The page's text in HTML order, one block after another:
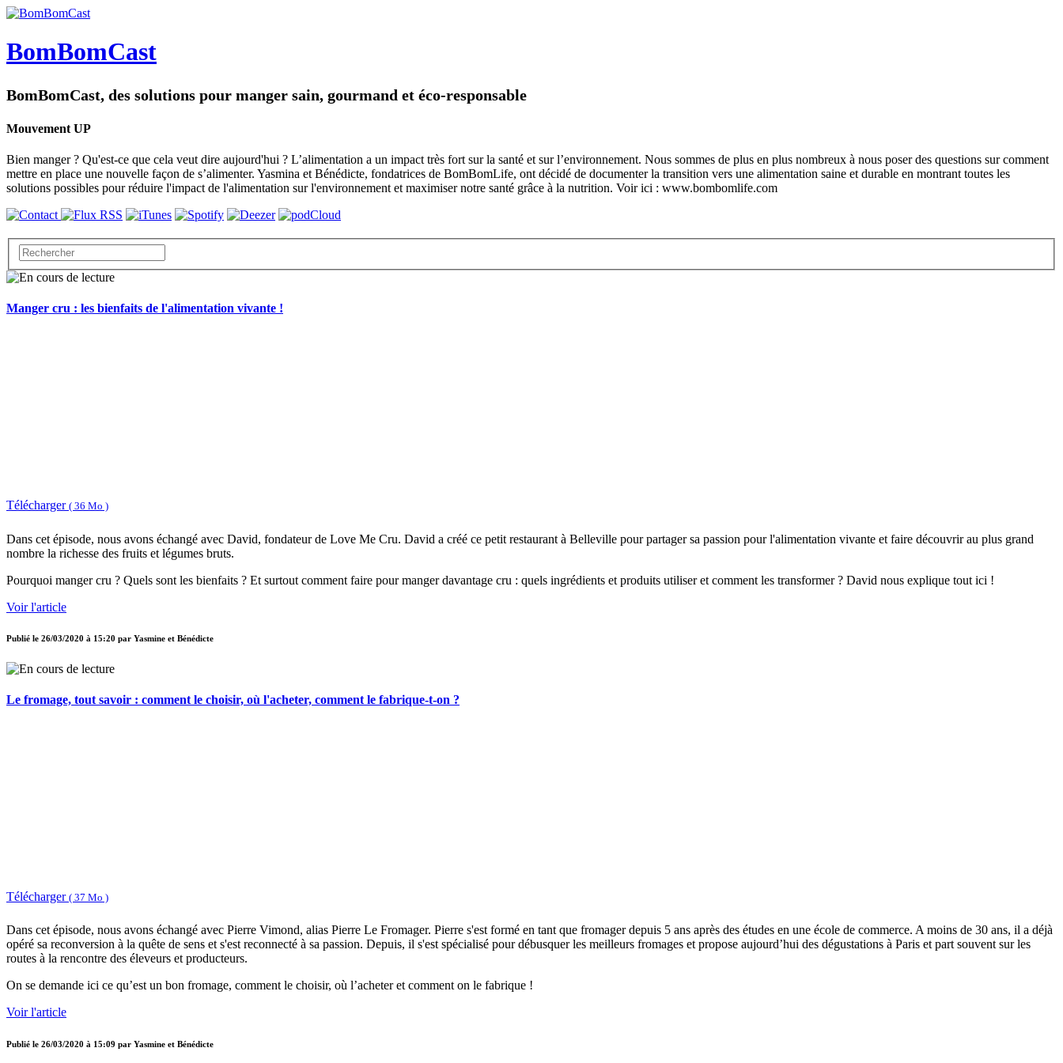
BomBomCast
BomBomCast, des solutions pour manger sain, gourmand et éco-responsable
Mouvement UP
Bien manger ? Qu'est-ce que cela veut dire aujourd'hui ? L’alimentation a un impact très fort sur la santé et sur l’environnement. Nous sommes de plus en plus nombreux à nous poser des questions sur comment
mettre en place une nouvelle façon de s’alimenter. Yasmina et Bénédicte, fondatrices de BomBomLife, ont décidé de documenter la transition vers une alimentation saine et durable en montrant toutes les
solutions possibles pour réduire l'impact de l'alimentation sur l'environnement et maximiser notre santé grâce à la nutrition. Voir ici : www.bombomlife.com
Manger cru : les bienfaits de l'alimentation vivante !
Télécharger ( 36 Mo )
Dans cet épisode, nous avons échangé avec David, fondateur de Love Me Cru. David a créé ce petit restaurant à Belleville pour partager sa passion pour l'alimentation vivante et faire découvrir au plus grand
nombre la richesse des fruits et légumes bruts.
Pourquoi manger cru ? Quels sont les bienfaits ? Et surtout comment faire pour manger davantage cru : quels ingrédients et produits utiliser et comment les transformer ? David nous explique tout ici !
Voir l'article
Publié le 26/03/2020 à 15:20 par Yasmine et Bénédicte
Le fromage, tout savoir : comment le choisir, où l'acheter, comment le fabrique-t-on ?
Télécharger ( 37 Mo )
Dans cet épisode, nous avons échangé avec Pierre Vimond, alias Pierre Le Fromager. Pierre s'est formé en tant que fromager depuis 5 ans après des études en une école de commerce. A moins de 30 ans, il a déjà
opéré sa reconversion à la quête de sens et s'est reconnecté à sa passion. Depuis, il s'est spécialisé pour débusquer les meilleurs fromages et propose aujourd’hui des dégustations à Paris et part souvent sur les
routes à la rencontre des éleveurs et producteurs.
On se demande ici ce qu’est un bon fromage, comment le choisir, où l’acheter et comment on le fabrique !
Voir l'article
Publié le 26/03/2020 à 15:09 par Yasmine et Bénédicte